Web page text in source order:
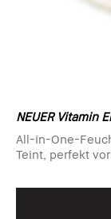
NEUER Vitamin
All-in-One-
Teint, perfekt